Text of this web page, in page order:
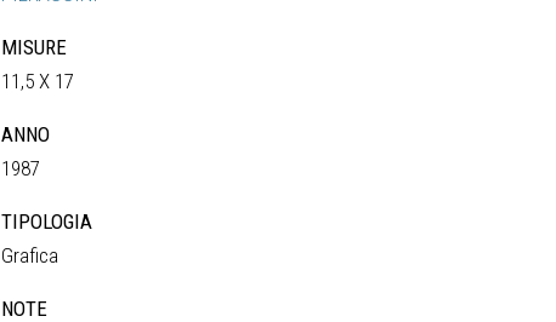
MISURE
11,5 X 17
ANNO
1987
TIPOLOGIA
Grafica
NOTE